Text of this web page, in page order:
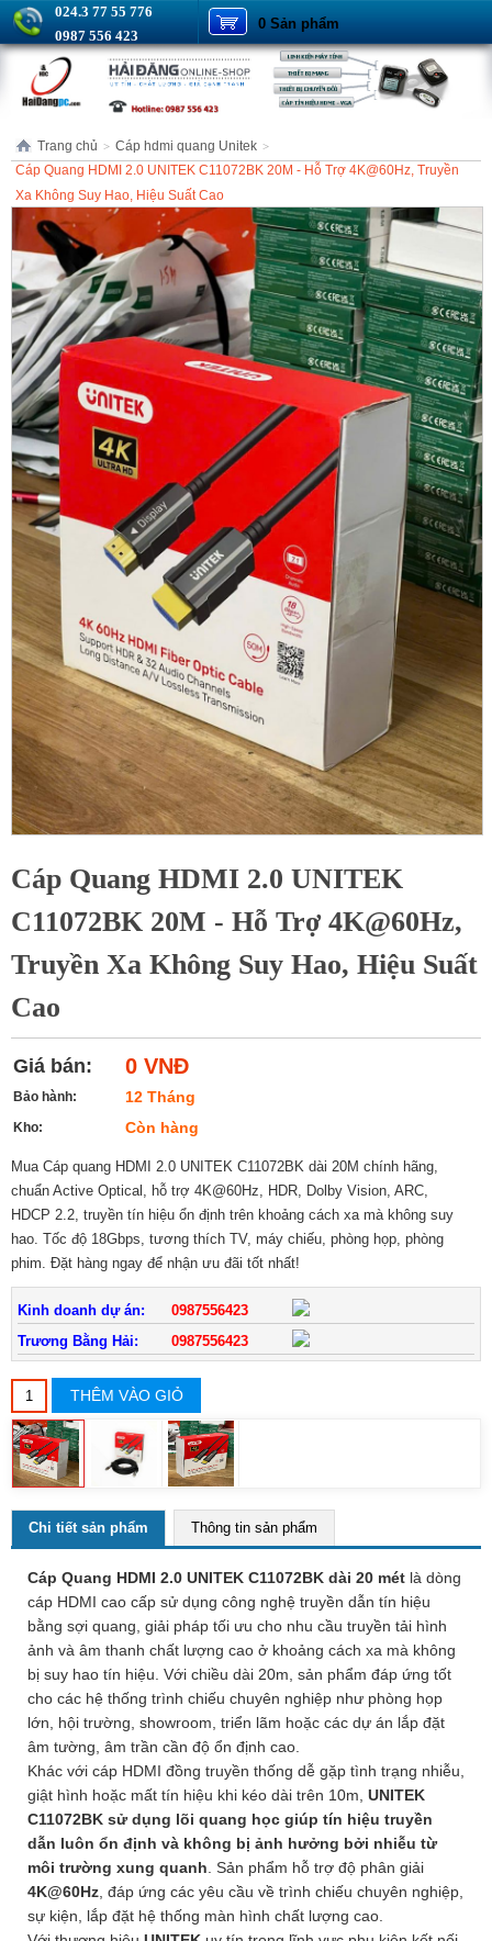
024.3 77 55 776
0987 556 423
0 Sản phẩm
Trang chủ > Cáp hdmi quang Unitek >
Cáp Quang HDMI 2.0 UNITEK C11072BK 20M - Hỗ Trợ 4K@60Hz, Truyền
Xa Không Suy Hao, Hiệu Suất Cao
Cáp Quang HDMI 2.0 UNITEK
C11072BK 20M - Hỗ Trợ 4K@60Hz,
Truyền Xa Không Suy Hao, Hiệu Suất
Cao
Giá bán: 0 VNĐ
Bảo hành: 12 Tháng
Kho: Còn hàng
Mua Cáp quang HDMI 2.0 UNITEK C11072BK dài 20M chính hãng,
chuẩn Active Optical, hỗ trợ 4K@60Hz, HDR, Dolby Vision, ARC,
HDCP 2.2, truyền tín hiệu ổn định trên khoảng cách xa mà không suy
hao. Tốc độ 18Gbps, tương thích TV, máy chiếu, phòng họp, phòng
phim. Đặt hàng ngay để nhận ưu đãi tốt nhất!
Kinh doanh dự án:
0987556423
Trương Bằng Hải:
0987556423
THÊM VÀO GIỎ
Chi tiết sản phẩm Thông tin sản phẩm
Cáp Quang HDMI 2.0 UNITEK C11072BK dài 20 mét là dòng
cáp HDMI cao cấp sử dụng công nghệ truyền dẫn tín hiệu
bằng sợi quang, giải pháp tối ưu cho nhu cầu truyền tải hình
ảnh và âm thanh chất lượng cao ở khoảng cách xa mà không
bị suy hao tín hiệu. Với chiều dài 20m, sản phẩm đáp ứng tốt
cho các hệ thống trình chiếu chuyên nghiệp như phòng họp
lớn, hội trường, showroom, triển lãm hoặc các dự án lắp đặt
âm tường, âm trần cần độ ổn định cao.
Khác với cáp HDMI đồng truyền thống dễ gặp tình trạng nhiễu,
giật hình hoặc mất tín hiệu khi kéo dài trên 10m, UNITEK
C11072BK sử dụng lõi quang học giúp tín hiệu truyền
dẫn luôn ổn định và không bị ảnh hưởng bởi nhiễu từ
môi trường xung quanh . Sản phẩm hỗ trợ độ phân giải
4K@60Hz , đáp ứng các yêu cầu về trình chiếu chuyên nghiệp,
sự kiện, lắp đặt hệ thống màn hình chất lượng cao.